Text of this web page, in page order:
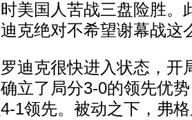
美国人苦战三盘险胜。
克绝对不希望谢幕战这
克很快进入状态，开
立了局分3-0的领先优
1领先。被动之下，弗